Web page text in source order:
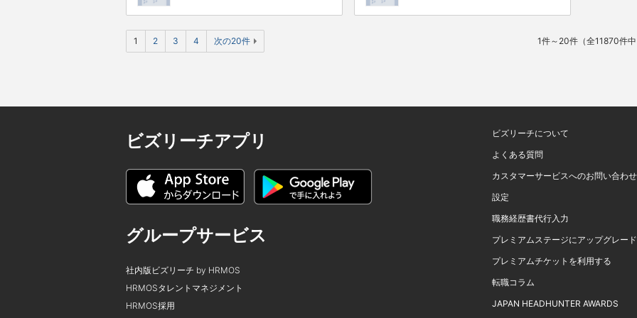
1件～20件（全11870件
1 2 3 4 次の20件
ビズリーチアプリ
グループサービス
社内版ビズリーチ by HRMOS
HRMOSタレントマネジメント
HRMOS採用
ビズリーチについて
よくある質問
カスタマーサービスへのお問い合わせ
設定
職務経歴書代行入力
プレミアムステージにアップグレード
プレミアムチケットを利用する
転職コラム
JAPAN HEADHUNTER AWARDS